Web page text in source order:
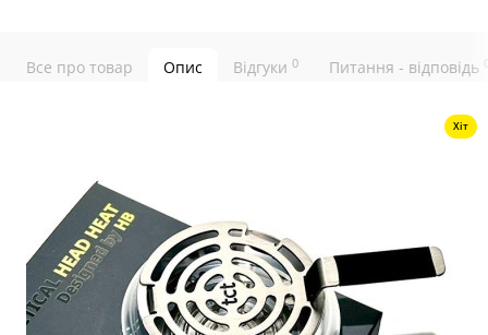
Все про товар Опис Відгуки 0 Питання - відповідь
Хіт